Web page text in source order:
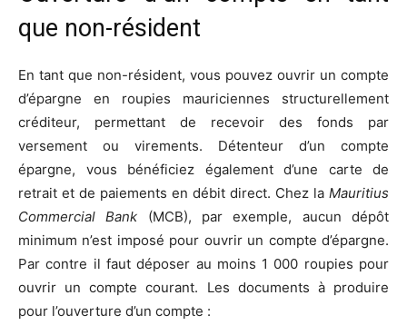
que non-résident
En tant que non-résident, vous pouvez ouvrir un compte
d’épargne en roupies mauriciennes structurellement
créditeur, permettant de recevoir des fonds par
versement ou virements. Détenteur d’un compte
épargne, vous bénéficiez également d’une carte de
retrait et de paiements en débit direct. Chez la Mauritius
Commercial Bank (MCB), par exemple, aucun dépôt
minimum n’est imposé pour ouvrir un compte d’épargne.
Par contre il faut déposer au moins 1 000 roupies pour
ouvrir un compte courant. Les documents à produire
pour l’ouverture d’un compte :